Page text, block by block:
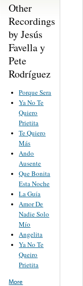
Other
Recordings
by Jesús
Favella y
Pete
Rodríguez
Porque Sera
Ya No Te
Quiero
Prietita
Te Quiero
Más
Ando
Ausente
Que Bonita
Esta Noche
La Guía
Amor De
Nadie Solo
Mío
Angelita
Ya No Te
Queiro
Prietita
More